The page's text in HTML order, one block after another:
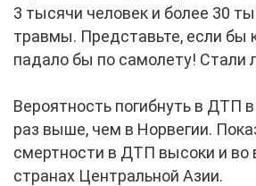
3 тысячи человек и более 30
травмы. Представьте, если бы
падало бы по самолету! Стали
Вероятность погибнуть в ДТП
раз выше, чем в Норвегии.
смертности в ДТП высоки и во
странах Центральной Азии.